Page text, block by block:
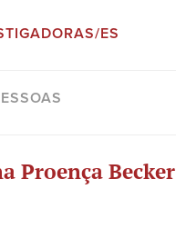
ES
Proença Becker